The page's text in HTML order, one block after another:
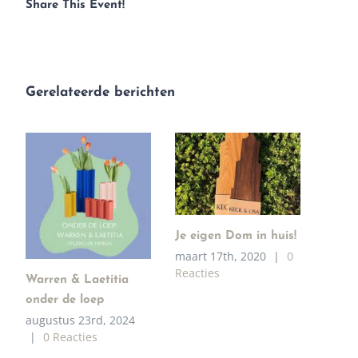
Share This Event!
Gerelateerde berichten
Warren & Laetitia
onder de loep
augustus 23rd, 2024
|
0 Reacties
Je eigen Dom in huis!
maart 17th, 2020 |
0
Reacties